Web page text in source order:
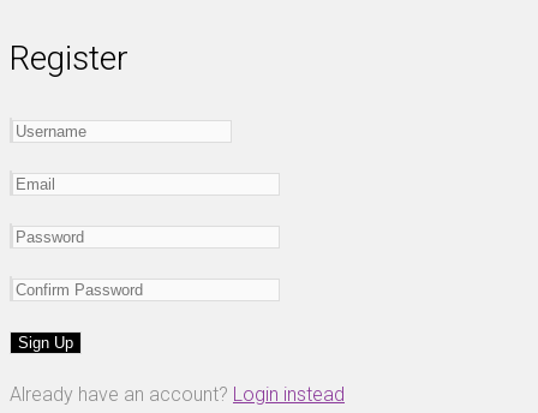
Register
Already have an account? Login instead